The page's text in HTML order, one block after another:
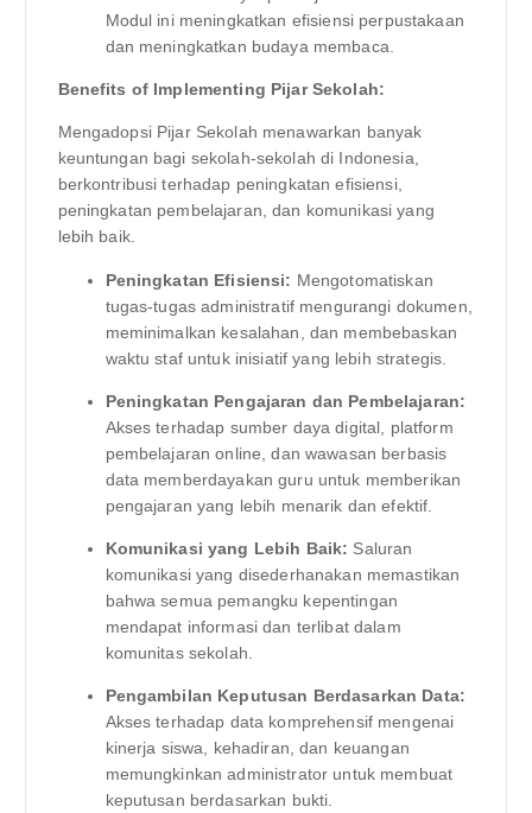
Modul ini meningkatkan efisiensi perpustakaan
dan meningkatkan budaya membaca.
Benefits of Implementing Pijar Sekolah:
Mengadopsi Pijar Sekolah menawarkan banyak
keuntungan bagi sekolah-sekolah di Indonesia,
berkontribusi terhadap peningkatan efisiensi,
peningkatan pembelajaran, dan komunikasi yang
lebih baik.
Peningkatan Efisiensi: Mengotomatiskan
tugas-tugas administratif mengurangi dokumen,
meminimalkan kesalahan, dan membebaskan
waktu staf untuk inisiatif yang lebih strategis.
Peningkatan Pengajaran dan Pembelajaran:
Akses terhadap sumber daya digital, platform
pembelajaran online, dan wawasan berbasis
data memberdayakan guru untuk memberikan
pengajaran yang lebih menarik dan efektif.
Komunikasi yang Lebih Baik: Saluran
komunikasi yang disederhanakan memastikan
bahwa semua pemangku kepentingan
mendapat informasi dan terlibat dalam
komunitas sekolah.
Pengambilan Keputusan Berdasarkan Data:
Akses terhadap data komprehensif mengenai
kinerja siswa, kehadiran, dan keuangan
memungkinkan administrator untuk membuat
keputusan berdasarkan bukti.